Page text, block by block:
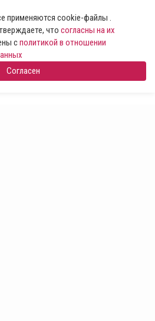
применяются cookie-файлы .
что согласны на их
сполитикой в отношении
Согласен